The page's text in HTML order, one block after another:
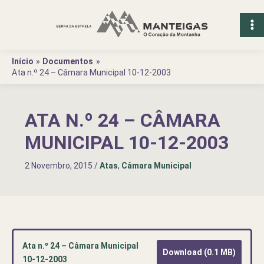
Início
Documentos
Ata n.º 24 – Câmara Municipal 10-12-2003
ATA N.º 24 – CÂMARA
MUNICIPAL 10-12-2003
2 Novembro, 2015 /Atas, Câmara Municipal
Ata n.º 24 – Câmara Municipal
10-12-2003
Download (0.1 MB)